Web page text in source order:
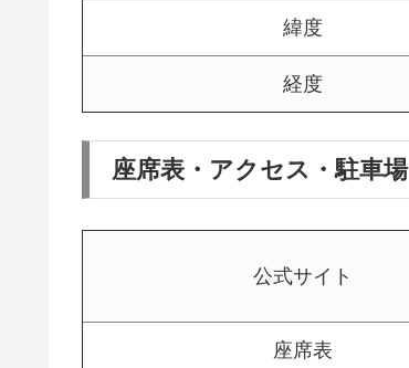
緯度
経度
座席表・アクセス・駐車場
公式サイト
座席表